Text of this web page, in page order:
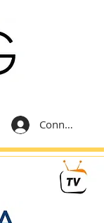
Connexion